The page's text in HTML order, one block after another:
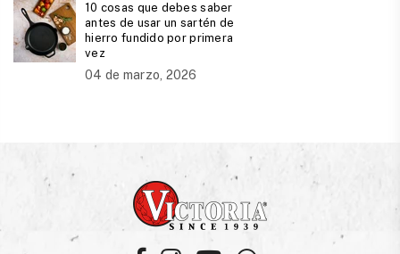
10 cosas que debes saber
antes de usar un sartén de
hierro fundido por primera
vez
04 de marzo, 2026